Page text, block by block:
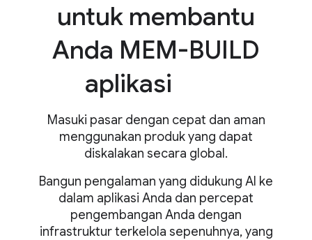
untuk membantu
Anda MEM-BUILD
aplikasi
Masuki pasar dengan cepat dan aman
menggunakan produk yang dapat
diskalakan secara global.
Bangun pengalaman yang didukung AI ke
dalam aplikasi Anda dan percepat
pengembangan Anda dengan
infrastruktur terkelola sepenuhnya, yang